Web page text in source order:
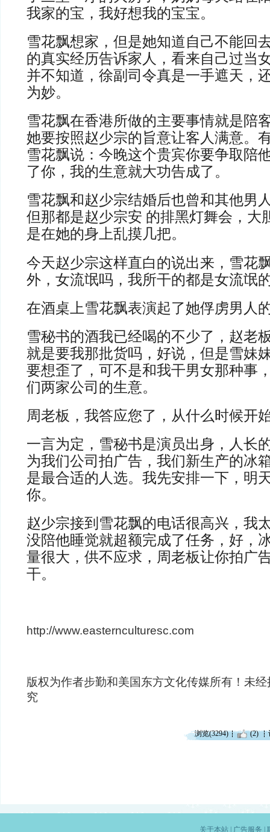
我家的宝，我好想我的宝宝。
雪花飘想家，但是她知道自己不能回
的真实经历告诉家人，看来自己过当
并不知道，徐副司令真是一手遮天，
为妙。
雪花飘在香港所做的主要事情就是陪
她要按照赵少宗的旨意让客人满意。
雪花飘说：今晚这个贵宾你要争取陪
了你，我的生意就大功告成了。
雪花飘和赵少宗结婚后也曾和其他男
但那都是赵少宗安 的排黑灯舞会，大
是在她的身上乱摸几把。
今天赵少宗这样直白的说出来，雪花
外，女流氓吗，我所干的都是女流氓
在酒桌上雪花飘表演起了她俘虏男人
雪秘书的酒我已经喝的不少了，赵老
就是要我那批货吗，好说，但是雪妹
要想歪了，可不是和我干男女那种事
们两家公司的生意。
周老板，我答应您了，从什么时候开
一言为定，雪秘书是演员出身，人长
为我们公司拍广告，我们新生产的冰
是最合适的人选。我先安排一下，明
你。
赵少宗接到雪花飘的电话很高兴，我
没陪他睡觉就超额完成了任务，好，
量很大，供不应求，周老板让你拍广
干。
http://www.easternculturesc.com
版权为作者步勤和美国东方文化传媒所有！未
究
浏览(3294) (2)
关于本站| 广告服务